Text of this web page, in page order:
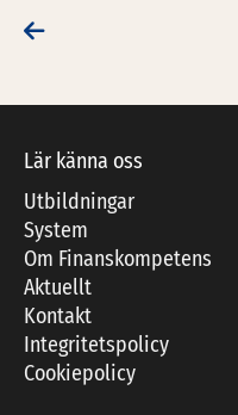
Lär känna oss
Utbildningar
System
Om Finanskompetens
Aktuellt
Kontakt
Integritetspolicy
Cookiepolicy